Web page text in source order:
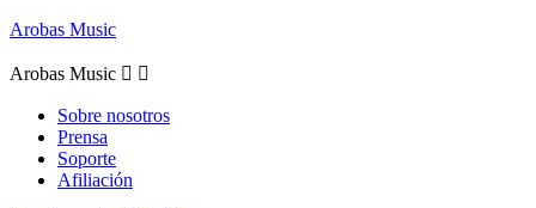
Arobas Music
Arobas Music  
Sobre nosotros
Prensa
Soporte
Afiliación